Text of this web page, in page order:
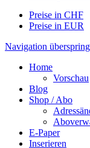
Preise in CHF
Preise in EUR
Navigation
Home
Vorschau
Blog
Shop / Abo
E-Paper
Inserieren